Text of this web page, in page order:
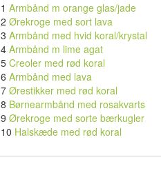
1 Armbånd m orange glas/jade
2 Ørekroge med sort lava
3 Armbånd med hvid koral/krystal
4 Armbånd m lime agat
5 Creoler med rød koral
6 Armbånd med lava
7 Ørestikker med rød koral
8 Børnearmbånd med rosakvarts
9 Ørekroge med sorte bærkugler
10 Halskæde med rød koral